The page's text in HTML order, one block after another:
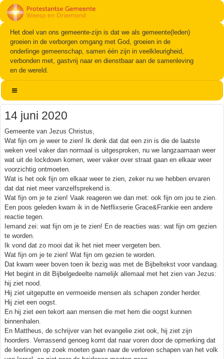
Het doel van ons gemeente-zijn is dat we als gemeente(leden)
groeien in de verborgen omgang met God, groeien in de
onderlinge gemeenschap, samen één zijn in veelkleurigheid,
verbonden met, gastvrij naar en dienstbaar aan de samenleving
en de wereld.
14 juni 2020
Gemeente van Jezus Christus,
Wat fijn om je weer te zien! Ik denk dat dat een zin is die de laatste
weken veel vaker dan normaal is uitgesproken, nu we langzaamaan weer
wat uit de lockdown komen, weer vaker over straat gaan en elkaar weer
voorzichtig ontmoeten.
Wat is het ook fijn om elkaar weer te zien, zeker nu we hebben ervaren
dat dat niet meer vanzelfsprekend is.
Wat fijn om je te zien! Vaak reageren we dan met: ook fijn om jou te zien.
Een poos geleden kwam ik in de Netflixserie Grace&Frankie een andere
reactie tegen.
Iemand zei: wat fijn om je te zien! En de reacties was: wat fijn om gezien
te worden.
Ik vond dat zo mooi dat ik het niet meer vergeten ben.
Wat fijn om je te zien! Wat fijn om gezien te worden.
Dat kwam weer boven toen ik bezig was met de Bijbeltekst voor vandaag.
Het begint in dit Bijbelgedeelte namelijk allemaal met het zien van Jezus:
hij ziet nood.
Hij ziet uitgeputte en vermoeide mensen als schapen zonder herder.
Hij ziet een oogst.
En hij ziet een tekort aan mensen die met hem die oogst kunnen
binnenhalen.
En Mattheus, de schrijver van het evangelie ziet ook, hij ziet zijn
hoorders. Verrassend genoeg komt dat naar voren door de opmerking dat
de leerlingen op zoek moeten gaan naar de verloren schapen van het volk